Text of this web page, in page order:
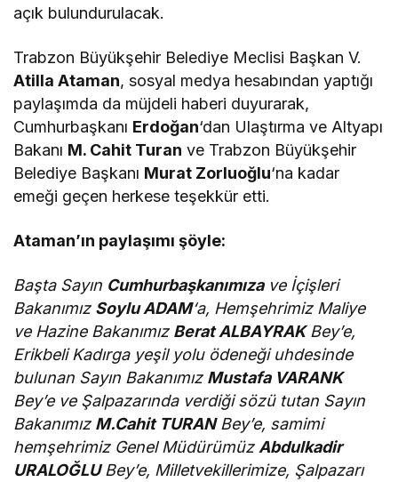
açık bulundurulacak.
Trabzon Büyükşehir Belediye Meclisi Başkan V.
Atilla Ataman, sosyal medya hesabından yaptığı
paylaşımda da müjdeli haberi duyurarak,
Cumhurbaşkanı Erdoğan‘dan Ulaştırma ve Altyapı
Bakanı M. Cahit Turan ve Trabzon Büyükşehir
Belediye Başkanı Murat Zorluoğlu‘na kadar
emeği geçen herkese teşekkür etti.
Ataman’ın paylaşımı şöyle:
Başta Sayın Cumhurbaşkanımızave İçişleri
Bakanımız Soylu ADAM‘a, Hemşehrimiz Maliye
ve Hazine Bakanımız Berat ALBAYRAKBey’e,
Erikbeli Kadırga yeşil yolu ödeneği uhdesinde
bulunan Sayın Bakanımız Mustafa VARANK
Bey’e ve Şalpazarında verdiği sözü tutan Sayın
Bakanımız M.Cahit TURANBey’e, samimi
hemşehrimiz Genel Müdürümüz Abdulkadir
URALOĞLUBey’e, Milletvekillerimize, Şalpazarı